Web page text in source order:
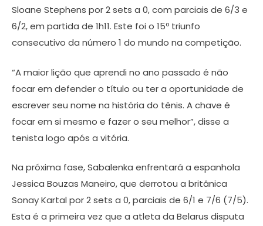
Sloane Stephens por 2 sets a 0, com parciais de 6/3 e
6/2, em partida de 1h11. Este foi o 15º triunfo
consecutivo da número 1 do mundo na competição.
“A maior lição que aprendi no ano passado é não
focar em defender o título ou ter a oportunidade de
escrever seu nome na história do tênis. A chave é
focar em si mesmo e fazer o seu melhor”, disse a
tenista logo após a vitória.
Na próxima fase, Sabalenka enfrentará a espanhola
Jessica Bouzas Maneiro, que derrotou a britânica
Sonay Kartal por 2 sets a 0, parciais de 6/1 e 7/6 (7/5).
Esta é a primeira vez que a atleta da Belarus disputa